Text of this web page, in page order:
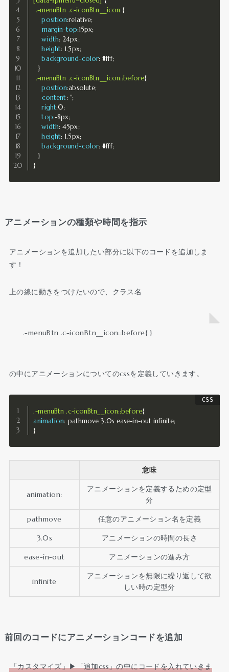
.-menuBtn .c-iconBtn__icon {
position:relative;
margin-top:15px;
width: 24px;
height: 1.5px;
background-color: #fff;
}
.-menuBtn .c-iconBtn__icon::before{
position:absolute;
content: '';
right:0;
top:-8px;
width: 45px;
height: 1.5px;
background-color: #fff;
}
}
アニメーションの種類や時間を指示
アニメーションを追加したい部分に以下のコードを追加しま
す！
上の線に動きをつけたいので、クラス名
.-menuBtn .c-iconBtn__icon::before{ }
の中にアニメーションについてのcssを定義していきます。
.-menuBtn .c-iconBtn__icon::before{
animation: pathmove 3.0s ease-in-out infinite;
}
意味
animation:
アニメーションを定義するための定型
分
pathmove 任意のアニメーション名を定義
3.0s アニメーションの時間の長さ
ease-in-out アニメーションの進み方
infinite
アニメーションを無限に繰り返して欲
しい時の定型分
前回のコードにアニメーションコードを追加
「カスタマイズ」▶︎「追加css」の中にコードを入れていきま